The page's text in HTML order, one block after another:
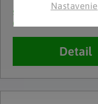
Nastavenie
skladom u
dodávateľa
Detail